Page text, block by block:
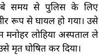
समय से पुलिस के लिए
रूप से घायल हो गया। उसे
मनोहर लोहिया अस्पताल ले
मृत घोषित कर दिया।